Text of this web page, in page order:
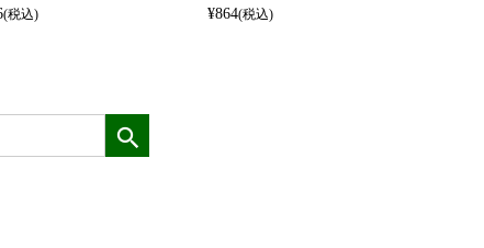
(税込)
¥864(税込)